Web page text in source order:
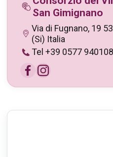
San Gimignano
Via di Fugnano, 19
(Si) Italia
Tel +39 0577 940108